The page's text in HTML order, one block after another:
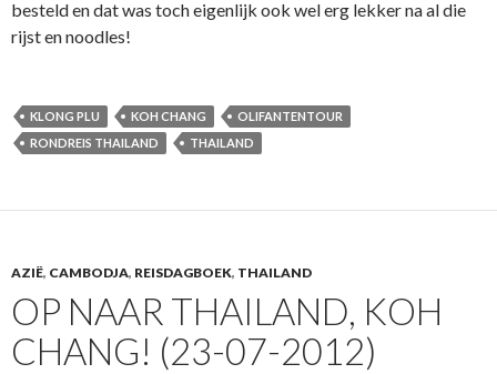
besteld en dat was toch eigenlijk ook wel erg lekker na al die
rijst en noodles!
KLONG PLU KOH CHANG
OLIFANTENTOUR
RONDREIS THAILAND
THAILAND
AZIË, CAMBODJA, REISDAGBOEK, THAILAND
OP NAAR THAILAND, KOH
CHANG! (23-07-2012)